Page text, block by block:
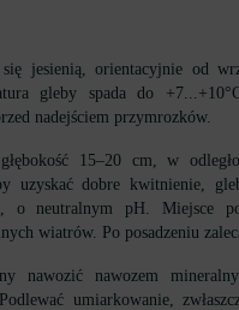
jesienią, orientacyjnie od
gleby spada do
nadejściem przymrozków.
15–20 cm, w
uzyskać dobre kwitnienie,
o neutralnym pH. Miejsce
wiatrów. Po posadzeniu
nawozić nawozem
umiarkowanie,